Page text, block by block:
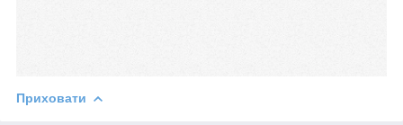
Приховати